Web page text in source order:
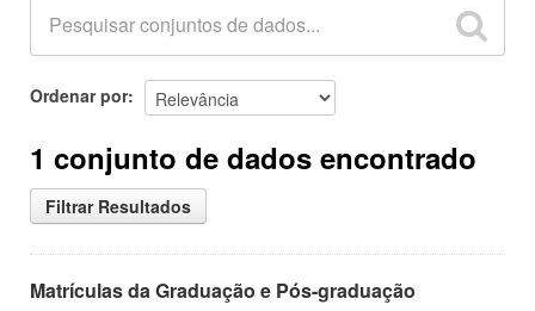
Ordenar por
1 conjunto de dados encontrado
Filtrar Resultados
Matrículas da Graduação e Pós-graduação